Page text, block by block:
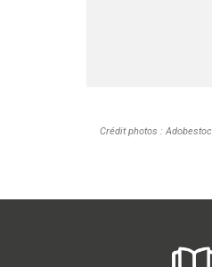
Crédit photos :